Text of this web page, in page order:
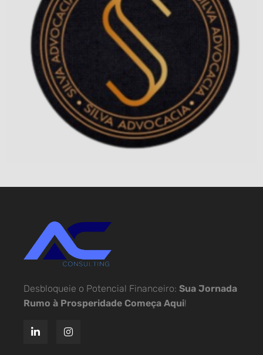
Desbloqueie o Potencial Financeiro: Sua Jornada
Rumo à Prosperidade Começa Aqui!